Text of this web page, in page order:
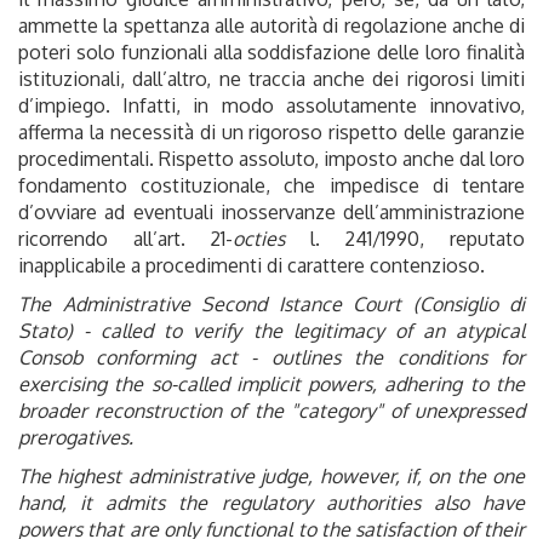
ammette la spettanza alle autorità di regolazione anche di
poteri solo funzionali alla soddisfazione delle loro finalità
istituzionali, dall’altro, ne traccia anche dei rigorosi limiti
d’impiego. Infatti, in modo assolutamente innovativo,
afferma la necessità di un rigoroso rispetto delle garanzie
procedimentali. Rispetto assoluto, imposto anche dal loro
fondamento costituzionale, che impedisce di tentare
d’ovviare ad eventuali inosservanze dell’amministrazione
ricorrendo all’art. 21-octiesl. 241/1990, reputato
inapplicabile a procedimenti di carattere contenzioso.
The Administrative Second Istance Court (Consiglio di
Stato) - called to verify the legitimacy of an atypical
Consob conforming act - outlines the conditions for
exercising the so-called implicit powers, adhering to the
broader reconstruction of the "category" of unexpressed
prerogatives.
The highest administrative judge, however, if, on the one
hand, it admits the regulatory authorities also have
powers that are only functional to the satisfaction of their